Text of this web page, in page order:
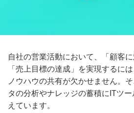
自社の営業活動において、「顧客
「売上目標の達成」を実現するに
ノウハウの共有が欠かせません。
タの分析やナレッジの蓄積にITツ
えています。